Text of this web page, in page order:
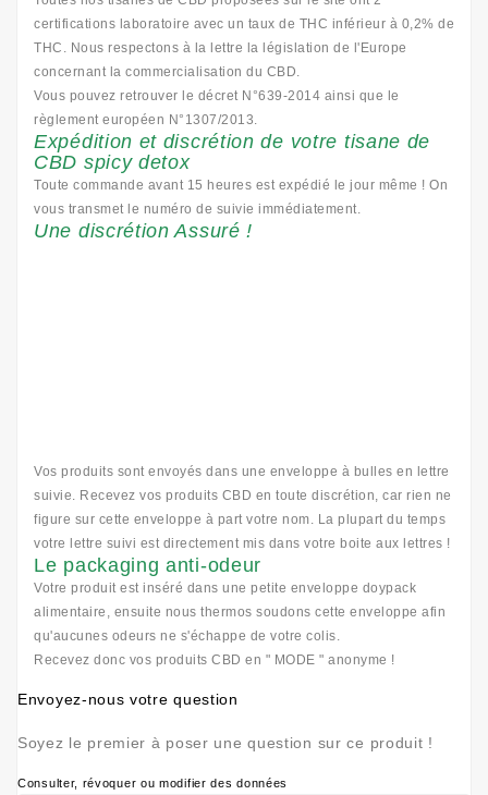
certifications laboratoire avec un taux de THC inférieur à 0,2% de
THC. Nous respectons à la lettre la législation de l'Europe
concernant la commercialisation du CBD.
Vous pouvez retrouver le décret N°639-2014 ainsi que le
règlement européen N°1307/2013.
Expédition et discrétion de votre tisane de
CBD spicy detox
Toute commande avant 15 heures est expédié le jour même ! On
vous transmet le numéro de suivie immédiatement.
Une discrétion Assuré !
Vos produits sont envoyés dans une enveloppe à bulles en lettre
suivie. Recevez vos produits CBD en toute discrétion, car rien ne
figure sur cette enveloppe à part votre nom. La plupart du temps
votre lettre suivi est directement mis dans votre boite aux lettres !
Le packaging anti-odeur
Votre produit est inséré dans une petite enveloppe doypack
alimentaire, ensuite nous thermos soudons cette enveloppe afin
qu'aucunes odeurs ne s'échappe de votre colis.
Recevez donc vos produits CBD en " MODE " anonyme !
Envoyez-nous votre question
Soyez le premier à poser une question sur ce produit !
Consulter, révoquer ou modifier des données